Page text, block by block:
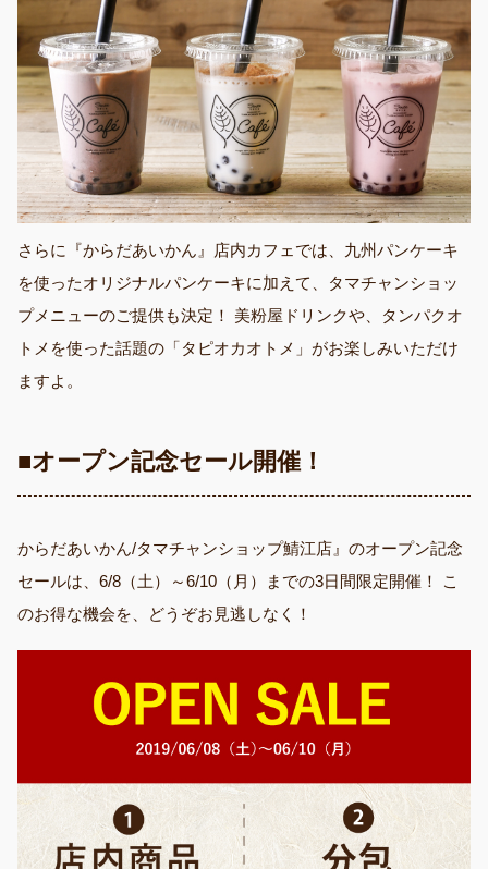
さらに『からだあいかん』店内カフェでは、九州パンケーキ
を使ったオリジナルパンケーキに加えて、タマチャンショッ
プメニューのご提供も決定！ 美粉屋ドリンクや、タンパクオ
トメを使った話題の「タピオカオトメ」がお楽しみいただけ
ますよ。
■オープン記念セール開催！
からだあいかん/タマチャンショップ鯖江店』のオープン記念
セールは、6/8（土）～6/10（月）までの3日間限定開催！ こ
のお得な機会を、どうぞお見逃しなく！